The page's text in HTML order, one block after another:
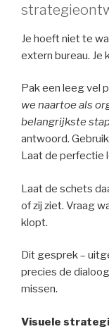
Je hoeft niet te
extern bureau. Je
Pak een leeg vel
we naartoe als
belangrijkste
antwoord.
Laat de perfectie
Laat de schets
of zij ziet. Vraag
klopt.
Dit gesprek –
precies de
missen.
Visuele